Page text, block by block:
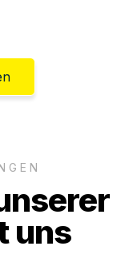
uns